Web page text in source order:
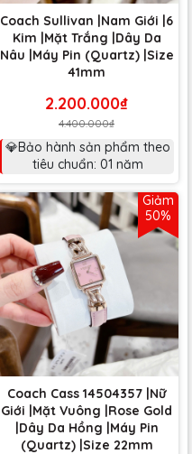
Coach Sullivan |Nam Giới |6
Kim |Mặt Trắng |Dây Da
Nâu |Máy Pin (Quartz) |Size
41mm
2.200.000₫
4.400.000₫
💎Bảo hành sản phẩm theo
tiêu chuẩn: 01 năm
Giảm
50%
Coach Cass 14504357 |Nữ
Giới |Mặt Vuông |Rose Gold
|Dây Da Hồng |Máy Pin
(Quartz) |Size 22mm